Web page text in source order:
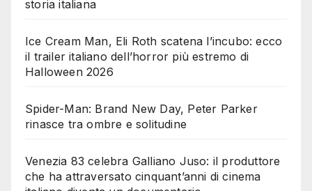
storia italiana
Ice Cream Man, Eli Roth scatena l’incubo: ecco
il trailer italiano dell’horror più estremo di
Halloween 2026
Spider-Man: Brand New Day, Peter Parker
rinasce tra ombre e solitudine
Venezia 83 celebra Galliano Juso: il produttore
che ha attraversato cinquant’anni di cinema